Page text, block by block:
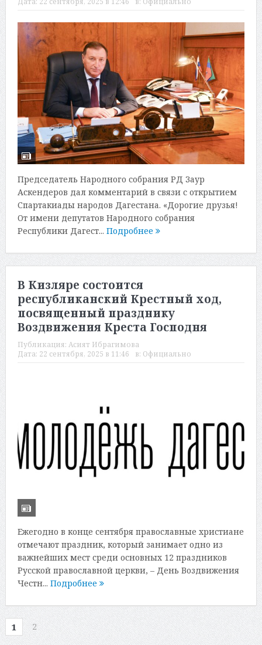
Председатель Народного собрания РД Заур
Аскендеров дал комментарий в связи с открытием
Спартакиады народов Дагестана. «Дорогие друзья!
От имени депутатов Народного собрания
Республики Дагест... Подробнее
В Кизляре состоится
республиканский Крестный ход,
посвященный празднику
Воздвижения Креста Господня
Публикация: Асият Ибрагимова
Дата: 22 сентября, 2025 в 11:46 в: Официально
Ежегодно в конце сентября православные христиане
отмечают праздник, который занимает одно из
важнейших мест среди основных 12 праздников
Русской православной церкви, – День Воздвижения
Честн... Подробнее
1 2